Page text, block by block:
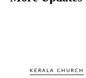
KERALA CHURCH